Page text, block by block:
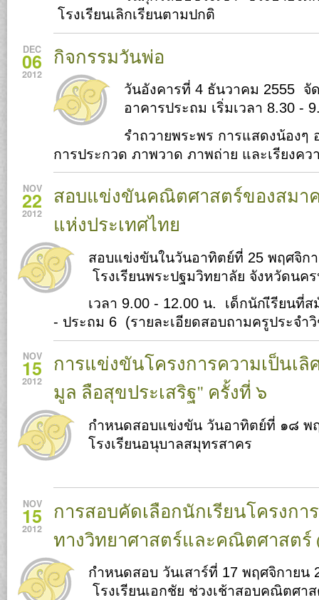
โรงเรียนเลิกเรียนตามปกติ
DEC
06
2012
กิจกรรมวันพ่อ
วันอังคารที่ 4 ธันวาคม 2555 จั
อาคารประถม เริ่มเวลา 8.30 -
รำถวายพระพร การแสดงน้องๆ
การประกวด ภาพวาด ภาพถ่าย และเรียงคว
NOV
22
2012
สอบแข่งขันคณิตศาสตร์ของสม
แห่งประเทศไทย
สอบแข่งขันในวันอาทิตย์ที่ 25 พฤศจิก
โรงเรียนพระปฐมวิทยาลัย จังหวัดนค
เวลา 9.00 - 12.00 น. เด็กนักเีรียนที่
- ประถม 6 (รายละเอียดสอบถามครูประจำ
NOV
15
2012
การแข่งขันโครงการความเป็นเลิ
มูล ลือสุขประเสริฐ" ครั้งที่ ๖
กำหนดสอบแข่งขัน วันอาทิตย์ที่ ๑๘ พ
โรงเรียนอนุบาลสมุทรสาคร
NOV
15
2012
การสอบคัดเลือกนักเรียนโครงก
ทางวิทยาศาสตร์และคณิตศาสตร์
กำหนดสอบ วันเสาร์ที่ 17 พฤศจิกายน
โรงเรียนเอกชัย ช่วงเช้าสอบคณิตศา